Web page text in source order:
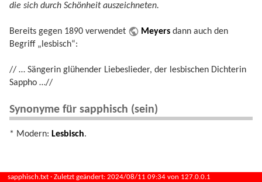
die sich durch Schönheit auszeichneten.
Bereits gegen 1890 verwendet Meyers dann auch den
Begriff „lesbisch“:
// … Sängerin glühender Liebeslieder, der lesbischen Dichterin
Sappho …//
Synonyme für sapphisch (sein)
* Modern: Lesbisch.
sapphisch.txt · Zuletzt geändert:2024/08/11 09:34 von 127.0.0.1